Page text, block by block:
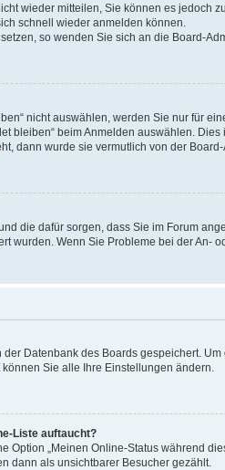
wieder mitteilen, Sie können es jedoch
schnell wieder anmelden können.
so wenden Sie sich an die Board-
nicht auswählen, werden Sie nur für
bleiben“ beim Anmelden auswählen.
dann wurde sie vermutlich von der
die dafür sorgen, dass Sie im Forum
wurden. Wenn Sie Probleme bei der
Datenbank des Boards gespeichert.
Sie alle Ihre Einstellungen ändern.
Liste auftaucht?
„Meinen Online-Status während
dann als unsichtbarer Besucher gezählt.